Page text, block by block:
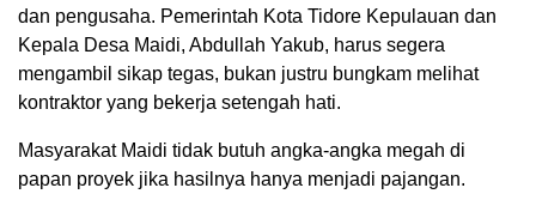
dan pengusaha. Pemerintah Kota Tidore Kepulauan dan
Kepala Desa Maidi, Abdullah Yakub, harus segera
mengambil sikap tegas, bukan justru bungkam melihat
kontraktor yang bekerja setengah hati.
Masyarakat Maidi tidak butuh angka-angka megah di
papan proyek jika hasilnya hanya menjadi pajangan.